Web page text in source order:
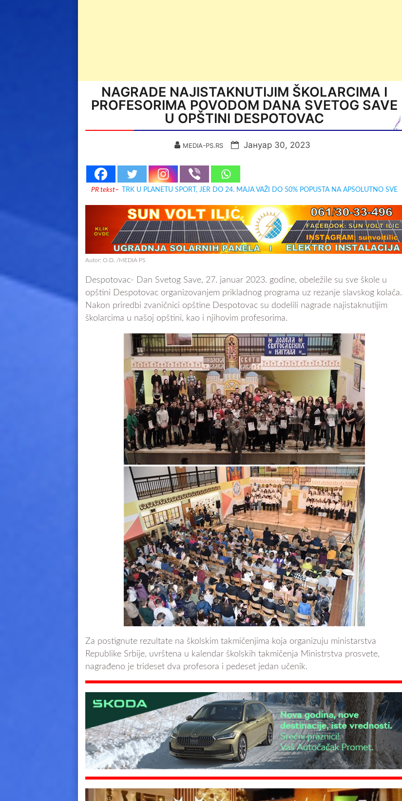
NAGRADE NAJISTAKNUTIJIM ŠKOLARCIMA I
PROFESORIMA POVODOM DANA SVETOG SAVE
U OPŠTINI DESPOTOVAC
MEDIA-PS.RS Јануар 30, 2023
PR tekst– TRK U PLANETU SPORT, JER DO 24. MAJA VAŽI DO 50% POPUSTA NA APSOLUTNO SVE
Autor: O.D. /MEDIA PS
Despotovac- Dan Svetog Save, 27. januar 2023. godine, obeležile su sve škole u
opštini Despotovac organizovanjem prikladnog programa uz rezanje slavskog kolača.
Nakon priredbi zvaničnici opštine Despotovac su dodelili nagrade najistaknutijim
školarcima u našoj opštini, kao i njihovim profesorima.
Za postignute rezultate na školskim takmičenjima koja organizuju ministarstva
Republike Srbije, uvrštena u kalendar školskih takmičenja Ministrstva prosvete,
nagrađeno je trideset dva profesora i pedeset jedan učenik.